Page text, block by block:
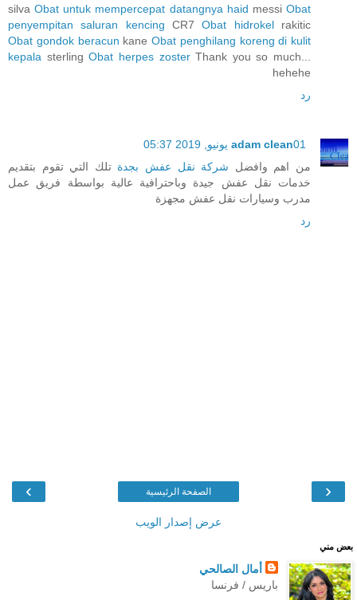
silvaObat untuk mempercepat datangnya haid messiObat
penyempitan saluran kencing CR7Obat hidrokelrakitic
Obat gondok beracun kane Obat penghilang koreng di kulit
kepala sterlingObat herpes zosterThank you so much...
hehehe
رد
adam clean01 يونيو, 2019 05:37
من اهم وافضل شركة نقل عفش بجدة تلك التي تقوم بتقديم
خدمات نقل عفش جيدة وباحترافية عالية بواسطة فريق عمل
مدرب وسيارات نقل عفش مجهزة
رد
‹
› الصفحة الرئيسية
عرض إصدار الويب
بعض مني
أمال الصالحي
باريس / فرنسا